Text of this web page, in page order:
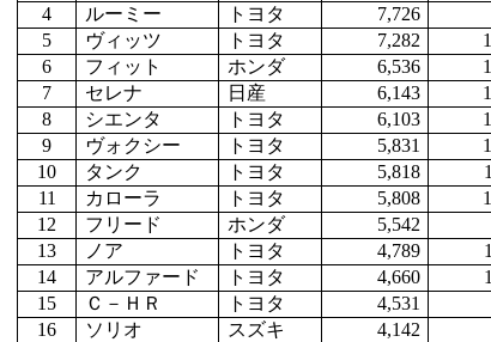
4
ルーミー トヨタ 7,726
5
ヴィッツ トヨタ 7,282
6
フィット ホンダ 6,536
7
セレナ 日産 6,143
8
シエンタ トヨタ 6,103
9
ヴォクシー トヨタ 5,831
10
タンク トヨタ 5,818
11
カローラ トヨタ 5,808
12
フリード ホンダ 5,542
13
ノア トヨタ 4,789
14
アルファード トヨタ 4,660
15
Ｃ－ＨＲ トヨタ 4,531
16
ソリオ スズキ 4,142